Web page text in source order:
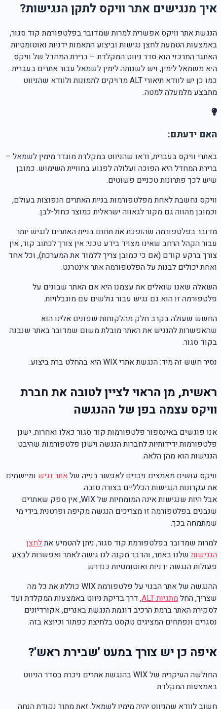
איך מנגישים אתר וויקס לתקן הנגישות?
הנגשת אתר וויקס אפשרית למרות שמדובר בפלטפורמת קוד סגור,
באמצעות הטמעת לחצן נגישות וביצוע התאמות ידניות ואוטומטיות.
האתגר המרכזי הוא סדר ניווט המקלדת – ברירת המחדל של וויקס
היא משמאל לימין, ויש לשנותה לימין לשמאל עבור אתרים בעברית.
כמו כן יש לוודא תיאורי ALT מדויקים לתמונות ולוודא שהניווט
מתבצע מלמעלה למטה.
האם ידעתם:
באתרי וויקס בעברית, ודאו שהניווט במקלדת מוגדר מימין לשמאל –
ברירת המחדל היא הפוכה ועלולה לפגוע בחוויית השימוש. כמובן
שיש לכך פתרונות טכניים פשוטים.
וויקס נחשבת לאחת מפלטפורמות בניית האתרים הנפוצות בעולם,
וכמובן מהווה גם מקור לגאווה ישראלית כמוצר כחול-לבן.
מדובר בפלטפורמה שהופכת את תחום בניית האתרים לנגיש יותר
עבור הקהל הרחב שאינו מצויד בידע טכני: אין צורך לכתוב קוד, אין
צורך ברקע קודם (אם כי כמובן צריך ללמוד את המערכת), וכל אחד
ואחת יכולים לבנות על הפלטפורמה אתר אינטרנט.
השאלה שאנו שואלים את עצמנו היא אם האתר שבונים על
פלטפורמה זו הוא גם נגיש עבור גולשים עם מוגבלויות.
החשש שעולה בקרב חלק מהלקוחות שפונים אלינו הוא
שהאפשרות להנגיש את האתר מובלת משום שמדובר באתר שנבנה
בקוד סגור.
נסיר חשש זה מיד: הנגשת אתרי WIX היא בהחלט ברת ביצוע.
ראשית, מן הראוי לציין לטובה את חברת
וויקס עצמה בפן של ההנגשה
אנו פוגשים באינספור פלטפורמות קוד סגור כאלו ואחרות. ישנן
פלטפורמות ידידותיות לחברות הנגשה וישנן פלטפורמות שהיבט
הנגישות הוא מהן הלאה.
וויקס עושים מאמצים ניכרים לאפשר בנייה שלאתר נגיש ומיישמים
את עקרונות הנגישות הכלליים בצורה טובה.
אבל היות שנגישות אינה המומחיות של WIX, אין ספק שאתרים
שנבנים בפלטפורמה זו מצריכים הנגשה מקיפה ופרטנית בידי מי
שמתמחה בכך.
למרות שמדובר בפלטפורמת קוד סגור, ניתן להטמיע אתלחצן
הנגישותשלנו באתר, והדבר מקנה לנו גישה לאתר ואפשרות לבצע
פעולות הנגשה ידניות ואוטומטיות כנדרש.
ההנגשה של אתר הבנוי על פלטפורמת WIX כוללת את כל מה
שצריך, החלמתגיות ALT
, דרך בדיקת ניווט באמצעות המקלדת ועד
לסקירת האתר ברמת הרכיב דוגמת הנגשת באנרים, אקורדיונים
נסגרים ונפתחים המציגים טקסט בלחיצת כפתור וכיוצא בזה.
איפה כן יש צורך במעט 'שבירת ראש'?
החולשה העיקרית של WIX בהנגשת אתרים ניכרת בסדר הניווט
באמצעות המקלדת.
חשוב לוודא שהניווט יהיה מימין לשמאל, זאת מתוך נקודת הנחה